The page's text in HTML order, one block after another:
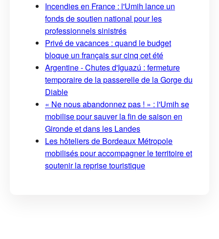
Incendies en France : l'Umih lance un
fonds de soutien national pour les
professionnels sinistrés
Privé de vacances : quand le budget
bloque un français sur cinq cet été
Argentine - Chutes d'Iguazú : fermeture
temporaire de la passerelle de la Gorge du
Diable
« Ne nous abandonnez pas ! » : l'Umih se
mobilise pour sauver la fin de saison en
Gironde et dans les Landes
Les hôteliers de Bordeaux Métropole
mobilisés pour accompagner le territoire et
soutenir la reprise touristique